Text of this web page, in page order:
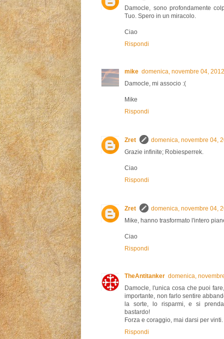
Damocle, sono profondamente
Tuo. Spero in un miracolo.
Ciao
Rispondi
mike domenica, novembre 04,
Damocle, mi associo :(
Mike
Rispondi
Zret
domenica, novembre 04,
Grazie infinite; Robiesperrek.
Ciao
Rispondi
Zret
domenica, novembre 04,
Mike, hanno trasformato l'intero
Ciao
Rispondi
TheAntitanker domenica,
Damocle, l'unica cosa che puoi
importante, non farlo sentire
la sorte, lo risparmi, e si
bastardo!
Forza e coraggio, mai darsi per vinti.
Rispondi